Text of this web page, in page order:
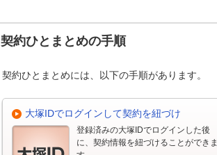
契約ひとまとめの手順
契約ひとまとめには、以下の手順があります。
大塚IDでログインして契約を紐づけ
登録済みの大塚IDでログインした後
に、契約情報を紐づけることができま